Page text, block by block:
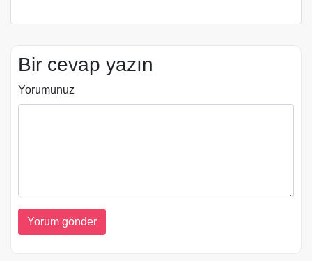
Bir cevap yazın
Yorumunuz